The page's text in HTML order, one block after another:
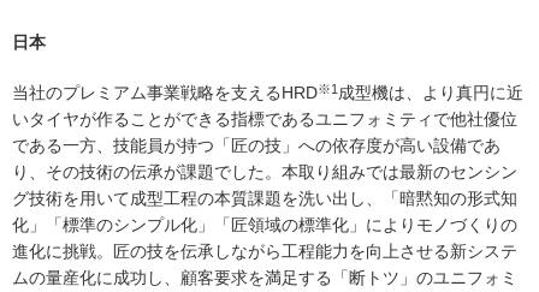
日本
当社のプレミアム事業戦略を支えるHRD※1 成型機は、より真円に近
いタイヤが作ることができる指標であるユニフォミティで他社優位
である一方、技能員が持つ「匠の技」への依存度が高い設備であ
り、その技術の伝承が課題でした。本取り組みでは最新のセンシン
グ技術を用いて成型工程の本質課題を洗い出し、「暗黙知の形式知
化」「標準のシンプル化」「匠領域の標準化」によりモノづくりの
進化に挑戦。匠の技を伝承しながら工程能力を向上させる新システ
ムの量産化に成功し、顧客要求を満足する「断トツ」のユニフォミ